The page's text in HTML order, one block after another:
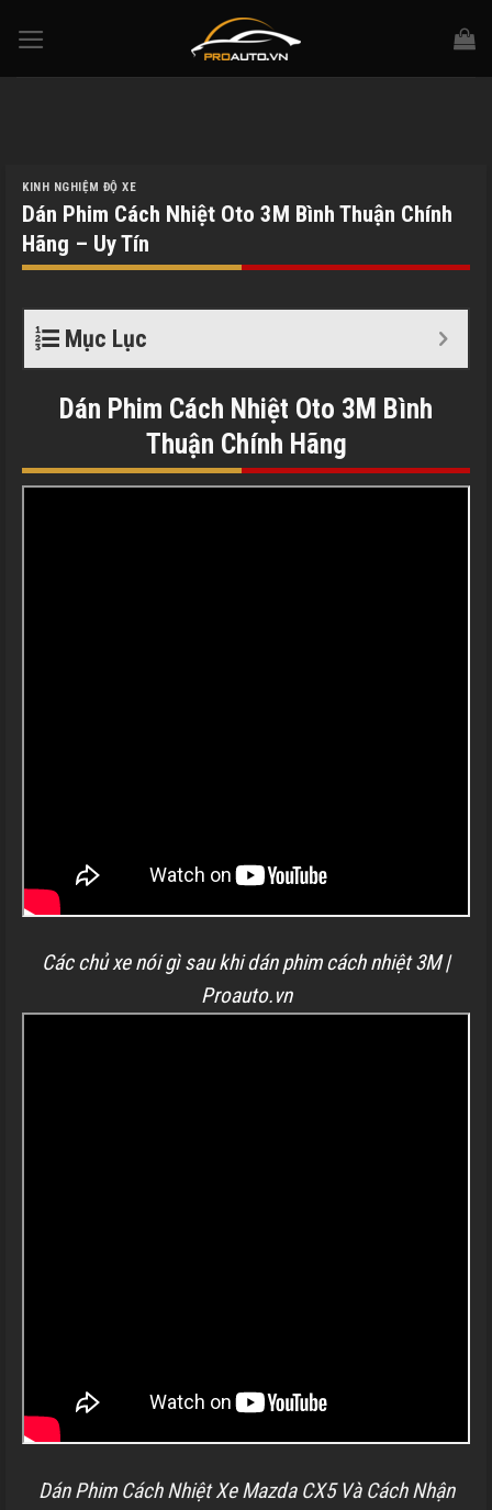
KINH NGHIỆM ĐỘ XE
Dán Phim Cách Nhiệt Oto 3M Bình Thuận Chính
Hãng – Uy Tín
Mục Lục
Dán Phim Cách Nhiệt Oto 3M Bình
Thuận Chính Hãng
Các chủ xe nói gì sau khi dán phim cách nhiệt 3M |
Proauto.vn
Dán Phim Cách Nhiệt Xe Mazda CX5 Và Cách Nhận